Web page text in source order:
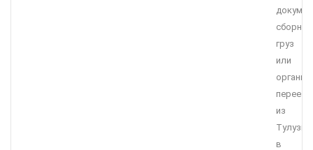
сборный
груз
или
переезд
из
Тулузы
в